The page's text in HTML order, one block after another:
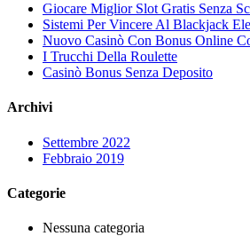
Giocare Miglior Slot Gratis Senza
Sistemi Per Vincere Al Blackjack
Nuovo Casinò Con Bonus Online
I Trucchi Della Roulette
Casinò Bonus Senza Deposito
Archivi
Settembre 2022
Febbraio 2019
Categorie
Nessuna categoria